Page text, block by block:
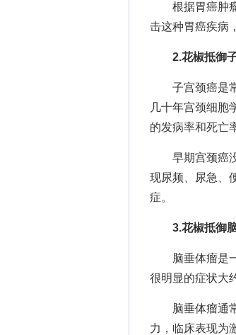
根据胃癌肿瘤
击这种胃癌疾病
2.花椒抵御
子宫颈癌是常
几十年宫颈细胞
的发病率和死亡
早期宫颈癌没
现尿频、尿急、
症。
3.花椒抵御
脑垂体瘤是一
很明显的症状大
脑垂体瘤通常
力，临床表现为